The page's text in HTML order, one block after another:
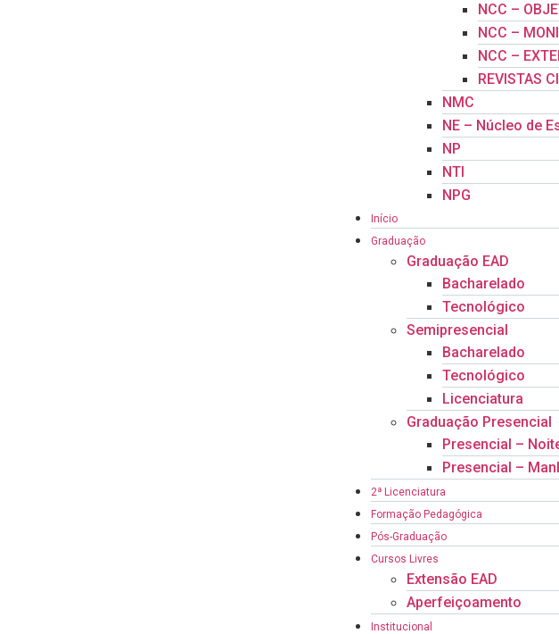
NCC –
NCC –
NCC –
REVISTAS
NMC
NE – Núcleo de
NP
NTI
NPG
Início
Graduação
Graduação EAD
Bacharelado
Tecnológico
Semipresencial
Bacharelado
Tecnológico
Licenciatura
Graduação Presencial
Presencial –
Presencial –
2ª Licenciatura
Formação Pedagógica
Pós-Graduação
Cursos Livres
Extensão EAD
Aperfeiçoamento
Institucional